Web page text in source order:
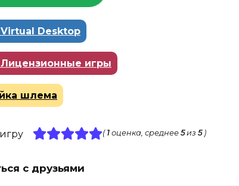
Virtual Desktop
Лицензионные игры
шлема
( 1оценка, среднее 5из 5)
с друзьями